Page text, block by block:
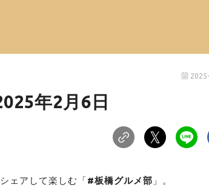
年2月6日
ェアして楽しむ「#板橋グルメ部 」。